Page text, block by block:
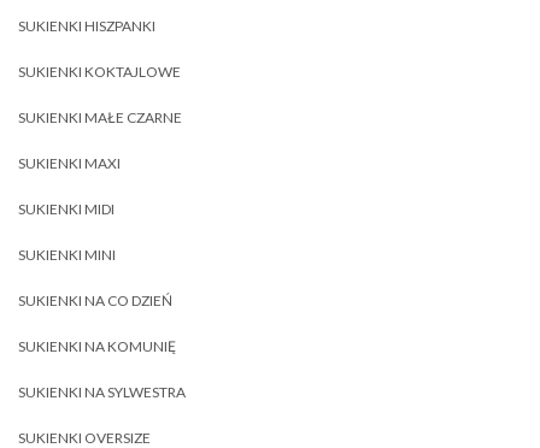
SUKIENKI HISZPANKI
SUKIENKI KOKTAJLOWE
SUKIENKI MAŁE CZARNE
SUKIENKI MAXI
SUKIENKI MIDI
SUKIENKI MINI
SUKIENKI NA CO DZIEŃ
SUKIENKI NA KOMUNIĘ
SUKIENKI NA SYLWESTRA
SUKIENKI OVERSIZE